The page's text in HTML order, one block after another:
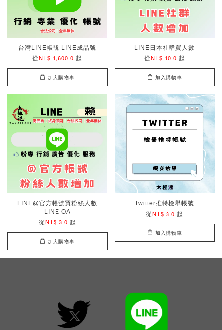
台灣LINE帳號 LINE成品號
從NT$ 1,600.0 起
加入購物車
LINE日本社群買人數
從NT$ 10.0 起
加入購物車
LINE@官方帳號買粉絲人數
LINE OA
從NT$ 3.0 起
加入購物車
Twitter推特檢舉帳號
從NT$ 3.0 起
加入購物車